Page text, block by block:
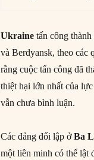
Ukraine tấn công
và Berdyansk, theo các
rằng cuộc tấn công đã
thiệt hại lớn nhất của
vẫn chưa bình luận.
Các đảng đối lập ởBa
một liên minh có thể lật